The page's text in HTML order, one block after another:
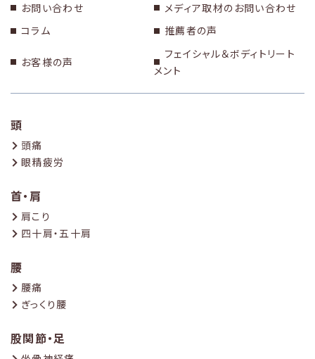
お問い合わせ
メディア取材のお問い合わせ
コラム
推薦者の声
お客様の声
フェイシャル＆ボディトリート
メント
頭
頭痛
眼精疲労
首・肩
肩こり
四十肩・五十肩
腰
腰痛
ぎっくり腰
股関節・足